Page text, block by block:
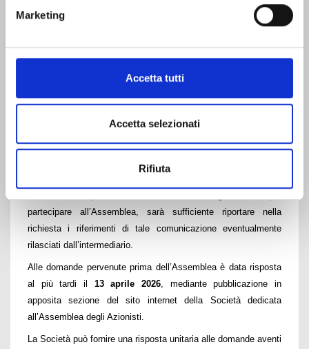
Marketing
Accetta tutti
Accetta selezionati
Rifiuta
Saranno prese in considerazione esclusivamente le domande
dovrà fornire i propri dati anagrafici (cognome e nome o
denominazione nel caso di società, luogo e data di nascita e
titolarità dell’esercizio del diritto di voto, rilasciata
dall’intermediario depositario, che potrà essere trasmessa
partecipare all’Assemblea, sarà sufficiente riportare nella
richiesta i riferimenti di tale comunicazione eventualmente
rilasciati dall’intermediario.
Alle domande pervenute prima dell’Assemblea è data risposta
al più tardi il 13 aprile 2026 , mediante pubblicazione in
apposita sezione del sito internet della Società dedicata
all’Assemblea degli Azionisti.
La Società può fornire una risposta unitaria alle domande aventi